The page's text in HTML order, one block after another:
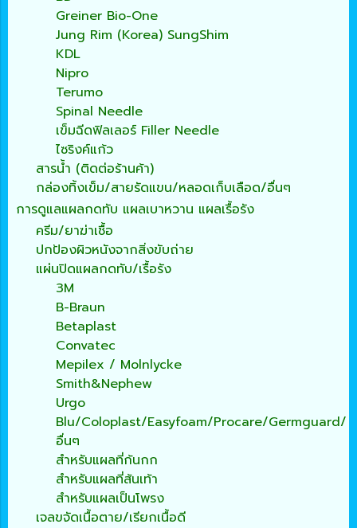
Greiner Bio-One
Jung Rim (Korea) SungShim
KDL
Nipro
Terumo
Spinal Needle
เข็มฉีดฟิลเลอร์ Filler Needle
ไซริงค์แก้ว
สารน้ำ (ติดต่อร้านค้า)
กล่องทิ้งเข็ม/สายรัดแขน/หลอดเก็บเลือด/อื่นๆ
การดูแลแผลกดทับ แผลเบาหวาน แผลเรื้อรัง
ครีม/ยาฆ่าเชื้อ
ปกป้องผิวหนังจากสิ่งขับถ่าย
แผ่นปิดแผลกดทับ/เรื้อรัง
3M
B-Braun
Betaplast
Convatec
Mepilex / Molnlycke
Smith&Nephew
Urgo
Blu/Coloplast/Easyfoam/Procare/Germguard/
อื่นๆ
สำหรับแผลที่ก้นกก
สำหรับแผลที่ส้นเท้า
สำหรับแผลเป็นโพรง
เจลขจัดเนื้อตาย/เรียกเนื้อดี